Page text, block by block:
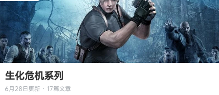
生化危机系列
6月28日更新 · 17篇文章